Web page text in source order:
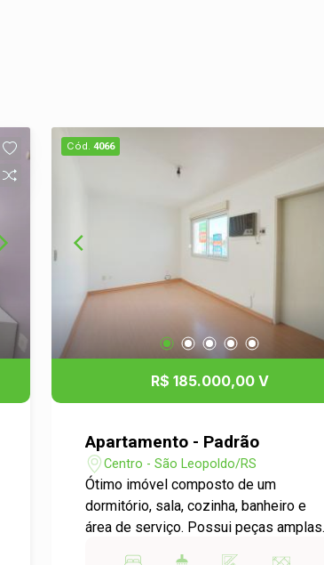
Cód. 4066
R$ 185.000,00 V
Apartamento - Padrão
Centro - São Leopoldo/RS
Ótimo imóvel composto de um
dormitório, sala, cozinha, banheiro e
área de serviço. Possui peças amplas